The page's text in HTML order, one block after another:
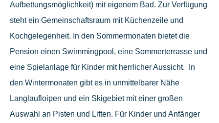
Aufbettungsmöglichkeit) mit eigenem Bad. Zur Verfügung
steht ein Gemeinschaftsraum mit Küchenzeile und
Kochgelegenheit. In den Sommermonaten bietet die
Pension einen Swimmingpool, eine Sommerterrasse und
eine Spielanlage für Kinder mit herrlicher Aussicht. In
den Wintermonaten gibt es in unmittelbarer Nähe
Langlaufloipen und ein Skigebiet mit einer großen
Auswahl an Pisten und Liften. Für Kinder und Anfänger